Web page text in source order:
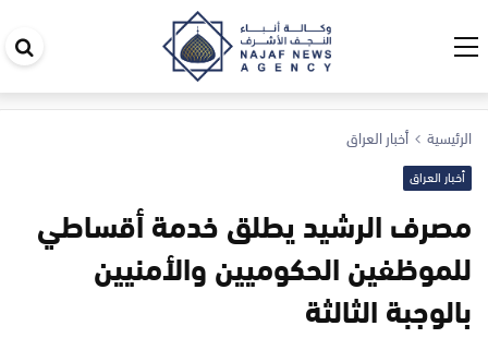
الرئيسية أخبار العراق
أخبار العراق
مصرف الرشيد يطلق خدمة أقساطي
للموظفين الحكوميين والأمنيين
بالوجبة الثالثة